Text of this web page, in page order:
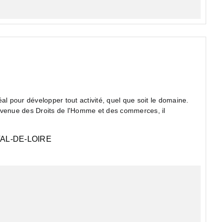
pour développer tout activité, quel que soit le domaine.
des Droits de l'Homme et des commerces, il
DE-LOIRE